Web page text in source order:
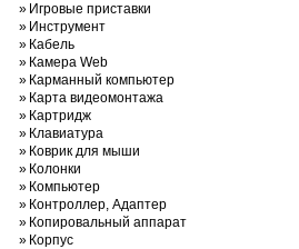
» Игровые приставки
» Инструмент
» Кабель
» Камера Web
» Карманный компьютер
» Карта видеомонтажа
» Картридж
» Клавиатура
» Коврик для мыши
» Колонки
» Компьютер
» Контроллер, Адаптер
» Копировальный аппарат
» Корпус